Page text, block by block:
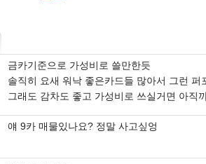
금카기준으로 가성비로 쓸만한듯
솔직히 요새 워낙 좋은카드들 많아서 그런
그래도 감차도 좋고 가성비로 쓰실거면 아직
얘 9카 매물있나요? 정말 사고싶엉